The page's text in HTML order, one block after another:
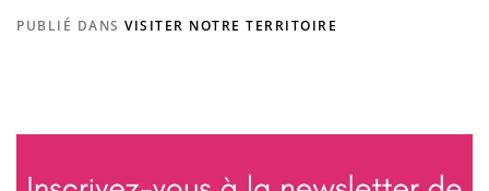
PUBLIÉ DANS VISITER NOTRE TERRITOIRE